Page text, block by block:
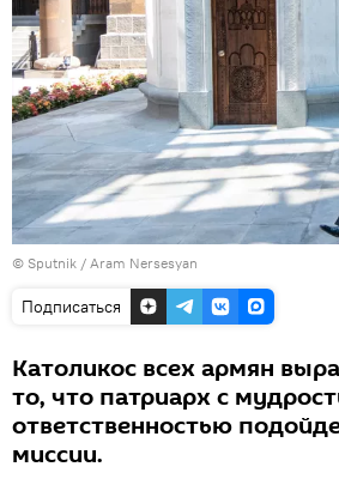
© Sputnik / Aram Nersesyan
Подписаться
Католикос всех армян
то, что патриарх с
ответственностью
миссии.